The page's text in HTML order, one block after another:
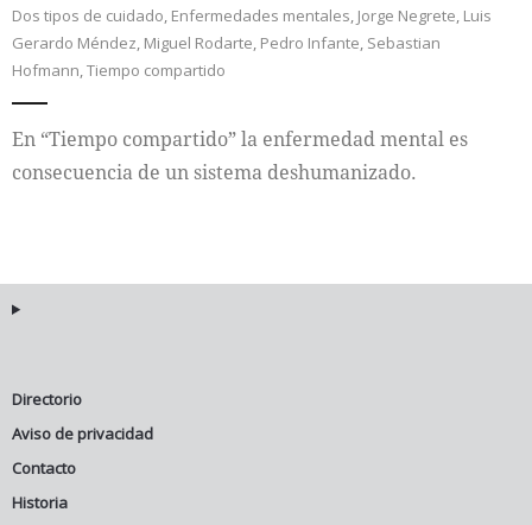
Internacional
Dos tipos de cuidado, Enfermedades mentales, Jorge Negrete, Luis
Gerardo Méndez, Miguel Rodarte, Pedro Infante, Sebastian
Hofmann,Tiempo compartido
En “Tiempo compartido” la enfermedad mental es
consecuencia de un sistema deshumanizado.
Directorio
Aviso de privacidad
Contacto
Historia